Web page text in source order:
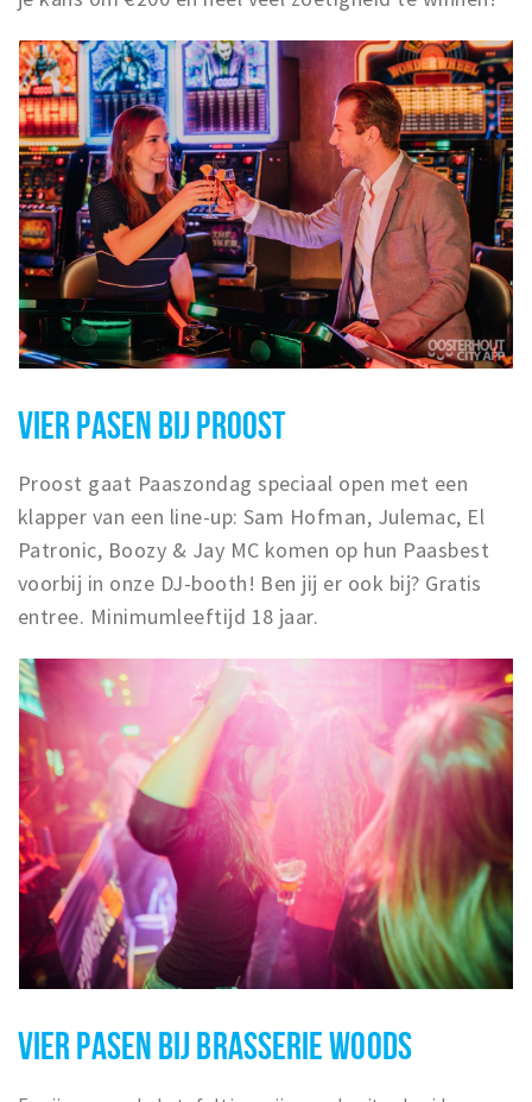
VIER PASEN BIJ PROOST
Proost gaat Paaszondag speciaal open met een
klapper van een line-up: Sam Hofman, Julemac, El
Patronic, Boozy & Jay MC komen op hun Paasbest
voorbij in onze DJ-booth! Ben jij er ook bij? Gratis
entree. Minimumleeftijd 18 jaar.
VIER PASEN BIJ BRASSERIE WOODS